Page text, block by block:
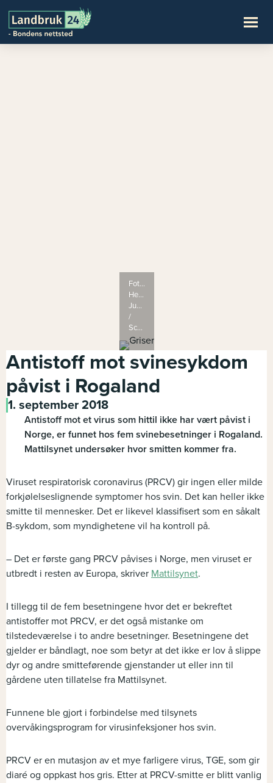
Foto:
Heiko
Junge
/
Scanpix
.
Antistoff mot svinesykdom
påvist i Rogaland
1. september 2018
Antistoff mot et virus som hittil ikke har vært påvist i
Norge, er funnet hos fem svinebesetninger i Rogaland.
Mattilsynet undersøker hvor smitten kommer fra.
Viruset respiratorisk coronavirus (PRCV) gir ingen eller milde
forkjølelseslignende symptomer hos svin. Det kan heller ikke
smitte til mennesker. Det er likevel klassifisert som en såkalt
B-sykdom, som myndighetene vil ha kontroll på.
– Det er første gang PRCV påvises i Norge, men viruset er
utbredt i resten av Europa, skriver Mattilsynet.
I tillegg til de fem besetningene hvor det er bekreftet
antistoffer mot PRCV, er det også mistanke om
tilstedeværelse i to andre besetninger. Besetningene det
gjelder er båndlagt, noe som betyr at det ikke er lov å slippe
dyr og andre smitteførende gjenstander ut eller inn til
gårdene uten tillatelse fra Mattilsynet.
Funnene ble gjort i forbindelse med tilsynets
overvåkingsprogram for virusinfeksjoner hos svin.
PRCV er en mutasjon av et mye farligere virus, TGE, som gir
diaré og oppkast hos gris. Etter at PRCV-smitte er blitt vanlig